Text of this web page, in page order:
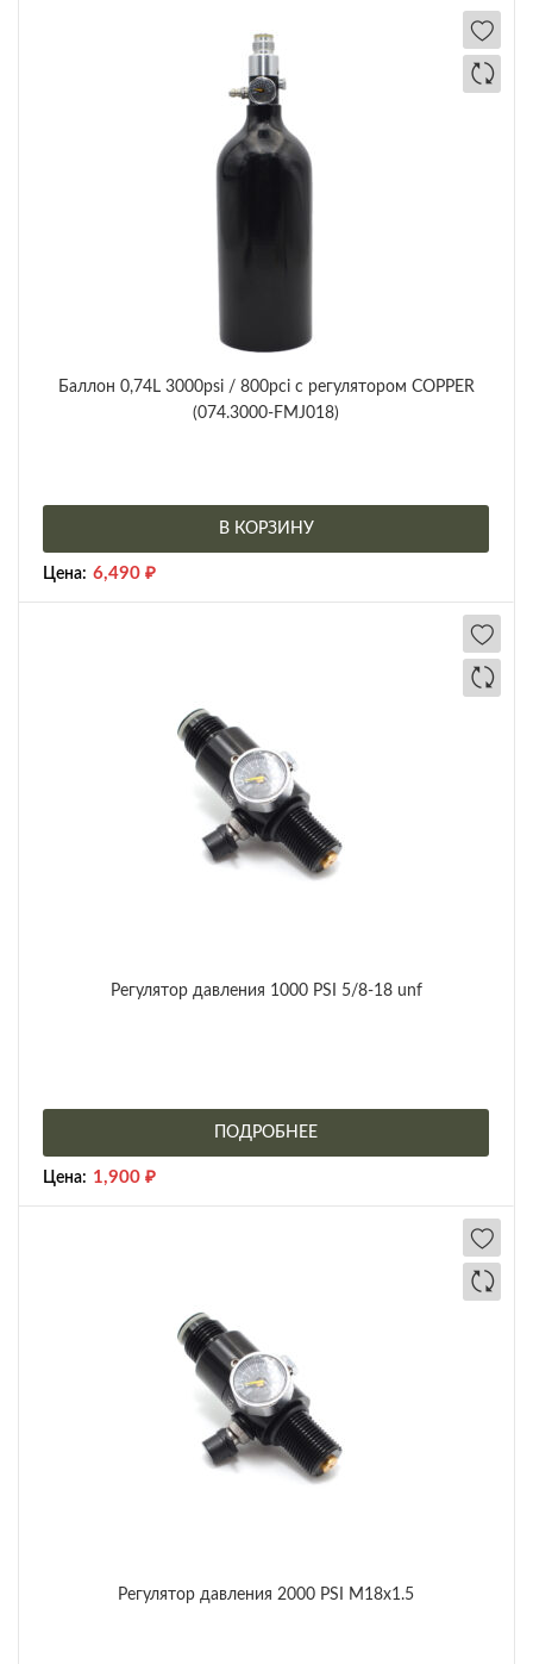
Баллон 0,74L 3000psi / 800pci с регулятором COPPER
(074.3000-FMJ018)
В КОРЗИНУ
Цена: 6,490 ₽
Регулятор давления 1000 PSI 5/8-18 unf
ПОДРОБНЕЕ
Цена: 1,900 ₽
Регулятор давления 2000 PSI М18х1.5